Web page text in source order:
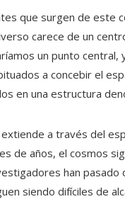
que surgen de este
carece de un
un punto
a concebir el
en una estructura
a través del
de años, el cosmos
han
siendo difíciles de